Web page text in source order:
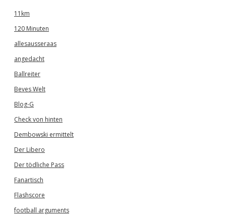
11km
120 Minuten
allesausseraas
angedacht
Ballreiter
Beves Welt
Blog-G
Check von hinten
Dembowski ermittelt
Der Libero
Der tödliche Pass
Fanartisch
Flashscore
football arguments